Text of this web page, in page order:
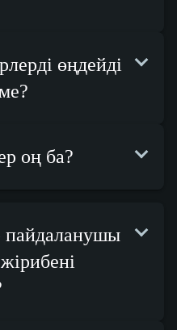
өңдейді
оң ба?
пайдаланушы